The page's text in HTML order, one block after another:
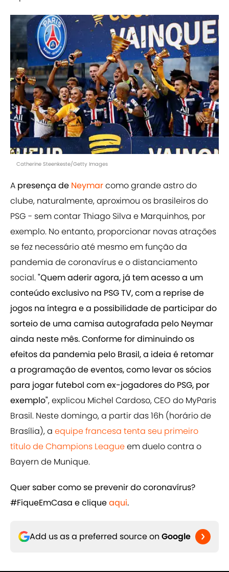
Catherine Steenkeste/Getty Images
A presença de Neymarcomo grande astro do
clube, naturalmente, aproximou os brasileiros do
PSG - sem contar Thiago Silva e Marquinhos, por
exemplo. No entanto, proporcionar novas atrações
se fez necessário até mesmo em função da
pandemia de coronavírus e o distanciamento
social."Quem aderir agora, já tem acesso a um
conteúdo exclusivo na PSG TV, com a reprise de
jogos na íntegra e a possibilidade de participar do
sorteio de uma camisa autografada pelo Neymar
ainda neste mês. Conforme for diminuindo os
efeitos da pandemia pelo Brasil, a ideia é retomar
a programação de eventos, como levar os sócios
para jogar futebol com ex-jogadores do PSG, por
exemplo", explicou Michel Cardoso, CEO do MyParis
Brasil. Neste domingo, a partir das 16h (horário de
Brasília), a equipe francesa tenta seu primeiro
título de Champions Leagueem duelo contra o
Bayern de Munique.
Quer saber como se prevenir do coronavírus?
#FiqueEmCasa e cliqueaqui.
Add us as a preferred source on Google